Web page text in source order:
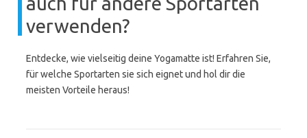
verwenden?
Entdecke, wie vielseitig deine Yogamatte ist! Erfahren Sie,
für welche Sportarten sie sich eignet und hol dir die
meisten Vorteile heraus!